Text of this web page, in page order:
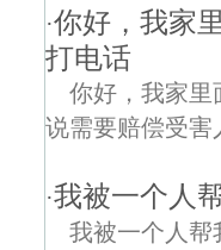
·你好，我家
打电话
你好，我家里
说需要赔偿受害
·我被一个人
我被一个人帮